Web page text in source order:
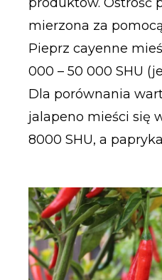
mierzona za
Pieprz cayenne
000 – 50 000 SHU
Dla porównania
jalapeno mieści się
8000 SHU, a